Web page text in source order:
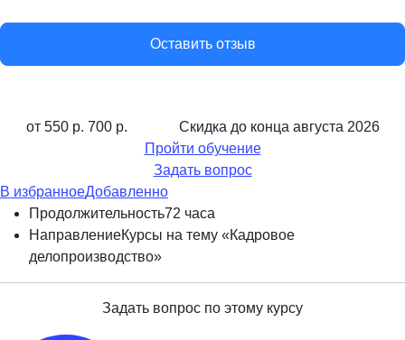
Оставить отзыв
от 550 р. 700 р. Скидка до конца августа 2026
Пройти обучение
Задать вопрос
В избранноеДобавленно
Продолжительность72 часа
НаправлениеКурсы на тему «Кадровое
делопроизводство»
Задать вопрос по этому курсу